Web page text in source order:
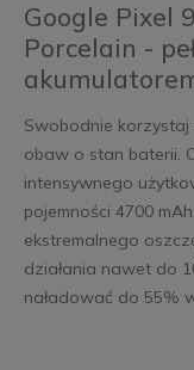
Google Pixel
Porcelain -
Swobodnie korzystaj
obaw o stan baterii.
intensywnego
pojemności 4700
ekstremalnego
działania nawet do
naładować do 55%